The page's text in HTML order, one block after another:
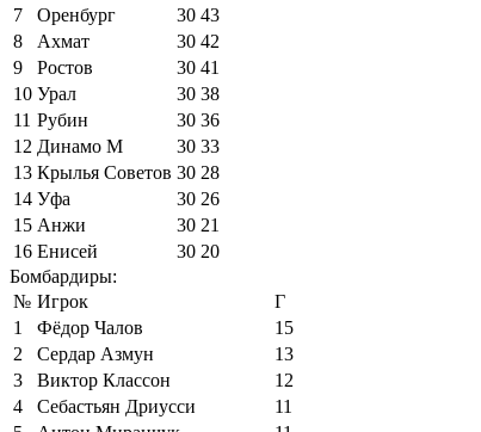
7
Оренбург 30 43
8
Ахмат 30 42
9
Ростов 30 41
10 Урал 30 38
11 Рубин 30 36
12 Динамо М 30 33
13 Крылья Советов 30 28
14 Уфа 30 26
15 Анжи 30 21
16 Енисей 30 20
Бомбардиры:
№ Игрок
Г
1
Фёдор Чалов
15
2
Сердар Азмун
13
3
Виктор Классон
12
4
Себастьян Дриусси
11